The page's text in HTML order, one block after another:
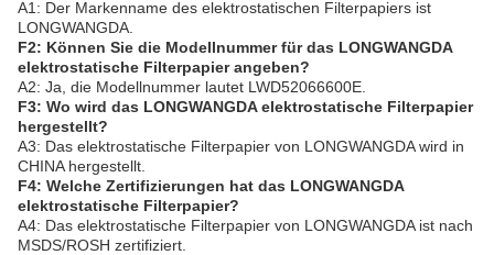
A1: Der Markenname des elektrostatischen Filterpapiers ist
LONGWANGDA.
F2: Können Sie die Modellnummer für das LONGWANGDA
elektrostatische Filterpapier angeben?
A2: Ja, die Modellnummer lautet LWD52066600E.
F3: Wo wird das LONGWANGDA elektrostatische Filterpapier
hergestellt?
A3: Das elektrostatische Filterpapier von LONGWANGDA wird in
CHINA hergestellt.
F4: Welche Zertifizierungen hat das LONGWANGDA
elektrostatische Filterpapier?
A4: Das elektrostatische Filterpapier von LONGWANGDA ist nach
MSDS/ROSH zertifiziert.